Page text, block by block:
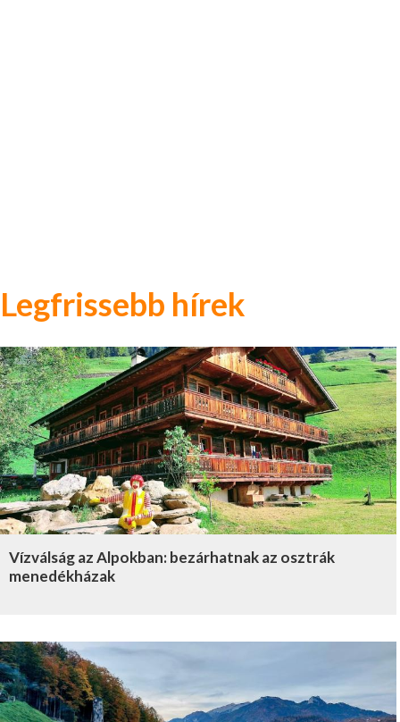
Legfrissebb hírek
Vízválság az Alpokban: bezárhatnak az osztrák
menedékházak